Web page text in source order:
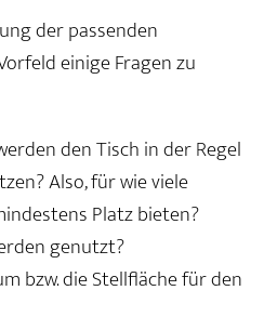
der passenden
einige Fragen zu
den Tisch in der Regel
Also, für wie viele
Platz bieten?
genutzt?
bzw. die Stellfläche für den